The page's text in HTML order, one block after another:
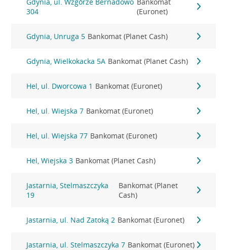
304
(Euronet)
Gdynia, Unruga 5 Bankomat (Planet Cash)
Gdynia, Wielkokacka 5A Bankomat (Planet Cash)
Hel, ul. Dworcowa 1 Bankomat (Euronet)
Hel, ul. Wiejska 7 Bankomat (Euronet)
Hel, ul. Wiejska 77 Bankomat (Euronet)
Hel, Wiejska 3 Bankomat (Planet Cash)
Jastarnia, Stelmaszczyka
19
Bankomat (Planet
Cash)
Jastarnia, ul. Nad Zatoką 2 Bankomat (Euronet)
Jastarnia, ul. Stelmaszczyka 7 Bankomat (Euronet)